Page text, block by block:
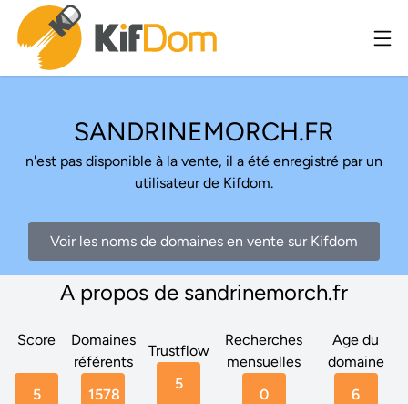
SANDRINEMORCH.FR
n'est pas disponible à la vente, il a été enregistré par un
utilisateur de Kifdom.
Voir les noms de domaines en vente sur Kifdom
A propos de sandrinemorch.fr
Score
5
Domaines
référents
1578
Trustflow
5
Recherches
mensuelles
0
Age du
domaine
6